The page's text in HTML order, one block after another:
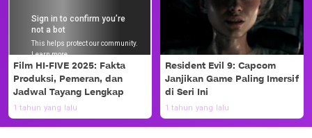
Film HI-FIVE 2025: Fakta
Produksi, Pemeran, dan
Jadwal Tayang Lengkap
1 tahun yang lalu
Resident Evil 9: Capcom
Janjikan Game Paling Imersif
di Seri Ini
1 tahun yang lalu